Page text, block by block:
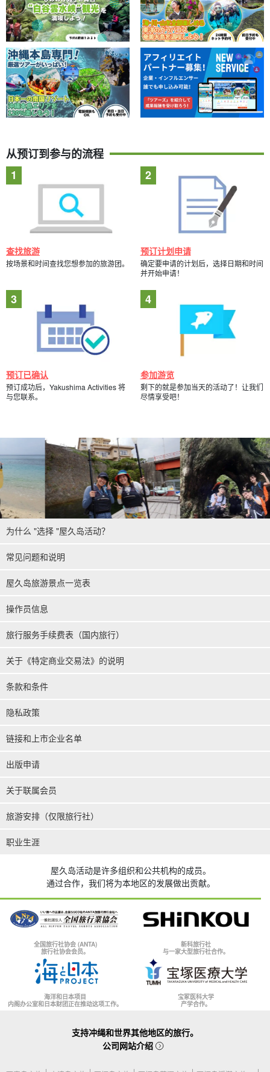
从预订到参与的流程
查找旅游
按场景和时间查找您想参加的旅游团。
预订计划申请
确定要申请的计划后，选择日期和时间
并开始申请！
预订已确认
预订成功后，Yakushima Activities 将
与您联系。
参加游览
剩下的就是参加当天的活动了！让我们
尽情享受吧！
为什么 "选择 "屋久岛活动？
常见问题和说明
屋久岛旅游景点一览表
操作员信息
旅行服务手续费表（国内旅行）
关于《特定商业交易法》的说明
条款和条件
隐私政策
链接和上市企业名单
出版申请
关于联属会员
旅游安排（仅限旅行社）
职业生涯
屋久岛活动是许多组织和公共机构的成员。
通过合作，我们将为本地区的发展做出贡献。
全国旅行社协会 (ANTA)
旅行社协会会员。
新科旅行社
与一家大型旅行社合作。
海洋和日本项目
内阁办公室和日本财团正在推动这项工作。
宝冢医科大学
产学合作。
支持冲绳和世界其他地区的旅行。
公司网站介绍